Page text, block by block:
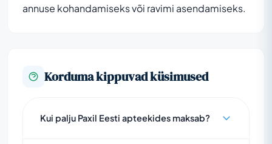
annuse kohandamiseks või ravimi asendamiseks.
Korduma kippuvad küsimused
Kui palju Paxil Eesti apteekides maksab?